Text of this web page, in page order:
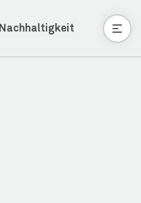
Nachhaltigkeit